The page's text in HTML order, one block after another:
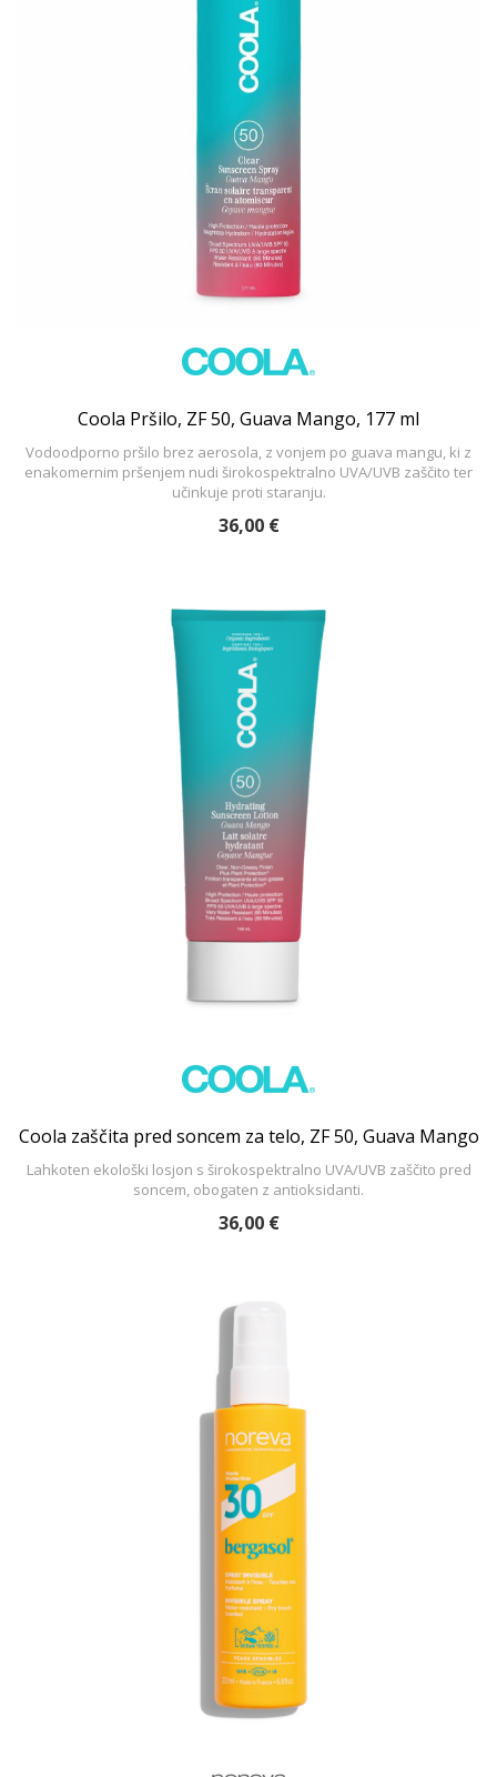
Coola Pršilo, ZF 50, Guava Mango, 177 ml
Vodoodporno pršilo brez aerosola, z vonjem po guava mangu, ki z
enakomernim pršenjem nudi širokospektralno UVA/UVB zaščito ter
učinkuje proti staranju.
36,00 €
Coola zaščita pred soncem za telo, ZF 50, Guava Mango
Lahkoten ekološki losjon s širokospektralno UVA/UVB zaščito pred
soncem, obogaten z antioksidanti.
36,00 €